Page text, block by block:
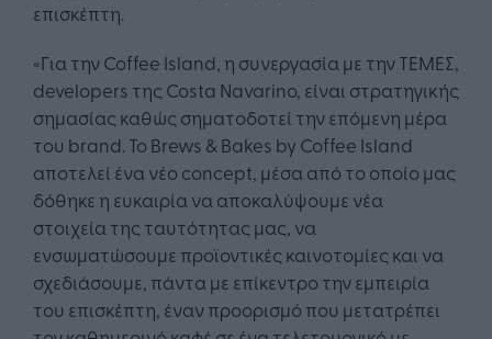
επισκέπτη.
«Για την Coffee Island, η συνεργασία με την TΕΜΕΣ,
developers της Costa Navarino, είναι στρατηγικής
σημασίας καθώς σηματοδοτεί την επόμενη μέρα
του brand. Το Brews & Bakes by Coffee Island
αποτελεί ένα νέο concept, μέσα από το οποίο μας
δόθηκε η ευκαιρία να αποκαλύψουμε νέα
στοιχεία της ταυτότητας μας, να
ενσωματώσουμε προϊοντικές καινοτομίες και να
σχεδιάσουμε, πάντα με επίκεντρο την εμπειρία
του επισκέπτη, έναν προορισμό που μετατρέπει